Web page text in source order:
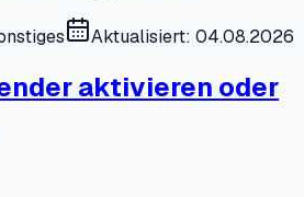
Aktualisiert: 04.08.2026
aktivieren oder